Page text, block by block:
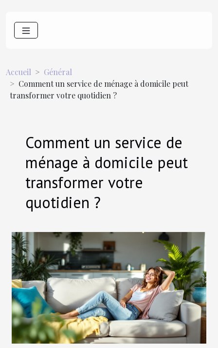
Accueil
Général
Comment un service de ménage à domicile peut
transformer votre quotidien ?
Comment un service de
ménage à domicile peut
transformer votre
quotidien ?